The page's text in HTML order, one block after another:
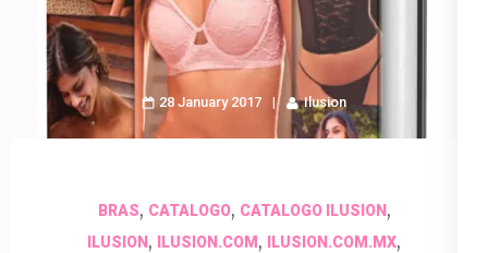
28 January 2017 Ilusion
BRAS, CATALOGO, CATALOGO ILUSION,
ILUSION , ILUSION.COM , ILUSION.COM.MX,